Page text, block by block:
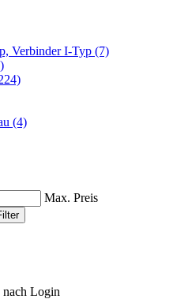
Verbinder I-Typ (7)
(4)
Max. Preis
nach Login